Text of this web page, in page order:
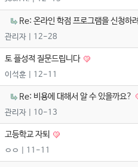
Re: 온라인 학점 프로그램을 신청하
관리자 | 12-28
토 플성적 질문드립니다
이석훈 | 12-11
Re: 비용에 대해서 알 수 있을까요?
관리자 | 10-13
고등학교 자퇴
ㅇㅇ | 11-11